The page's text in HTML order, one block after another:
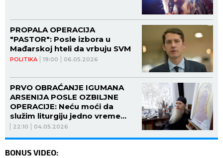
POLITIKA 19:00 06.05.2026
PROPALA OPERACIJA
"PASTOR": Posle izbora u
Mađarskoj hteli da vrbuju SVM
22:10 04.05.2026
PRVO OBRAĆANJE IGUMANA
ARSENIJA POSLE OZBILJNE
OPERACIJE: Neću moći da
služim liturgiju jedno vreme
(VIDEO)
BONUS VIDEO: